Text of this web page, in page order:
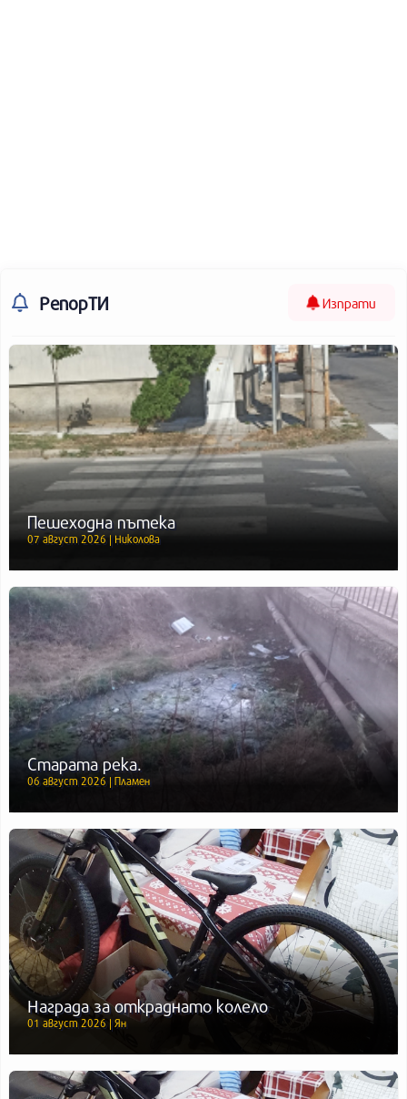
РепорТИ Изпрати
Пешеходна пътека
07 август 2026 | Николова
Старата река.
06 август 2026 | Пламен
Награда за откраднато колело
01 август 2026 | Ян